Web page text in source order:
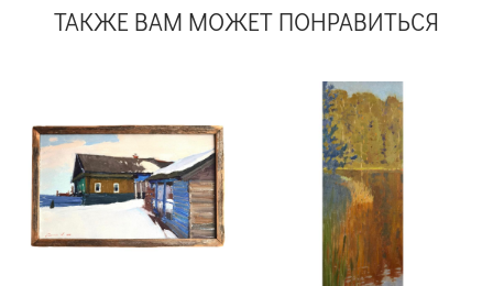
ТАКЖЕ ВАМ МОЖЕТ ПОНРАВИТЬСЯ